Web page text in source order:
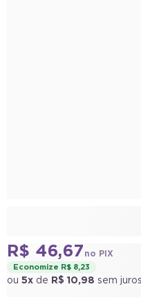
R$ 46,67 no PIX
Economize R$ 8,23
5x de R$ 10,98 sem juros